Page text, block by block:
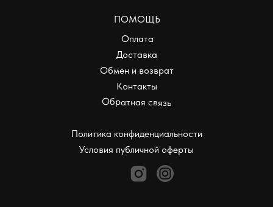
ПОМОЩЬ
Оплата
Доставка
Контакты
Обмен и возврат
Обратная связь
Политика конфиденциальности
Условия публичной оферты